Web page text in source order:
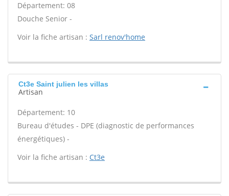
Département: 08
Douche Senior -
Voir la fiche artisan : Sarl renov'home
Ct3e Saint julien les villas
Artisan
Département: 10
Bureau d'études - DPE (diagnostic de performances
énergétiques) -
Voir la fiche artisan : Ct3e